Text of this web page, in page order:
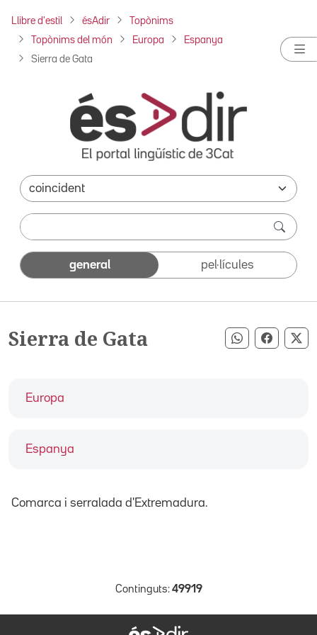
Llibre d'estil ésAdir Topònims
Topònims del món Europa Espanya
Sierra de Gata
general pel·lícules
Sierra de Gata Compartir
Europa
Espanya
Comarca i serralada d'Extremadura.
Continguts: 49919